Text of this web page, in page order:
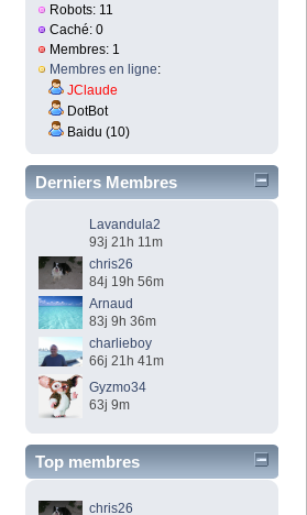
Robots: 11
Caché: 0
Membres: 1
Membres en ligne:
JClaude
DotBot
Baidu (10)
Derniers Membres
Lavandula2
93j 21h 11m
chris26
84j 19h 56m
Arnaud
83j 9h 36m
charlieboy
66j 21h 41m
Gyzmo34
63j 9m
Top membres
chris26